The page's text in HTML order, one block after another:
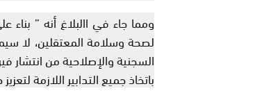
ومما جاء في االبلاغ أنه ” بناء
لصحة وسلامة المعتقلين، لا
باتخاذ جميع التدابير اللازمة